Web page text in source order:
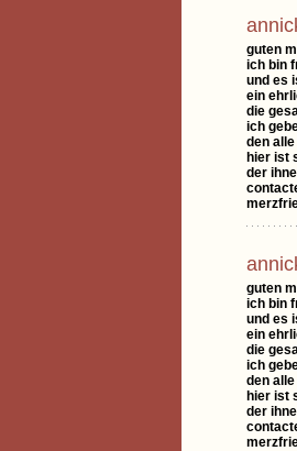
guten
ich bin
und es
ein
die
ich
den
hier ist
der
guten
ich bin
und es
ein
die
ich
den
hier ist
der